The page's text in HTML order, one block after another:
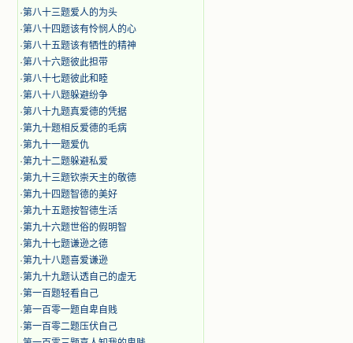
·第八十三题爱人的为头
·第八十四题该有怜悯人的心
·第八十五题该有牺性的精神
·第八十六题彼此担带
·第八十七题彼此和睦
·第八十八题躲避纷争
·第八十九题真爱德的凭据
·第九十题相反爱德的毛病
·第九十一题爱仇
·第九十二题躲避私爱
·第九十三题钦崇天主的敬德
·第九十四题智德的美好
·第九十五题按智德生活
·第九十六题世俗的假明智
·第九十七题谦逊之德
·第九十八题喜爱谦逊
·第九十九题认透自己的虚无
·第一百题轻看自己
·第一百零一题自卑自贱
·第一百零二题压伏自己